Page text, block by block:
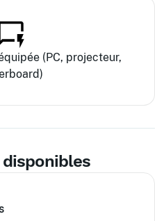
(PC, projecteur,
disponibles